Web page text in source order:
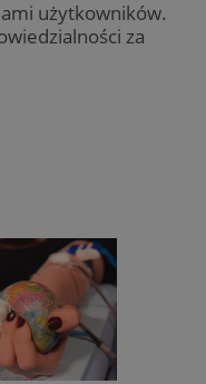
użytkowników.
za